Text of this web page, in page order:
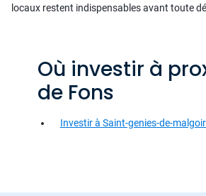
locaux restent indispensables avant toute
Où investir à
de Fons
Investir à Saint-genies-de-